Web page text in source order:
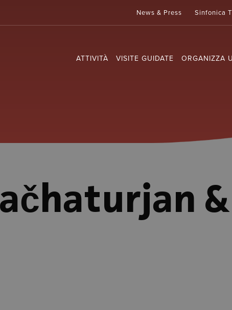
ATTIVITÀ VISITE GUIDATE ORGANIZZA
News & Press Sinfonica
&